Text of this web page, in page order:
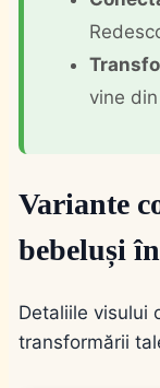
vine
Variante
bebeluși
Detaliile visului
transformării